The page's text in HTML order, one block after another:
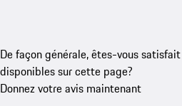
De façon générale, êtes-vous
disponibles sur cette page?
Donnez votre avis maintenant